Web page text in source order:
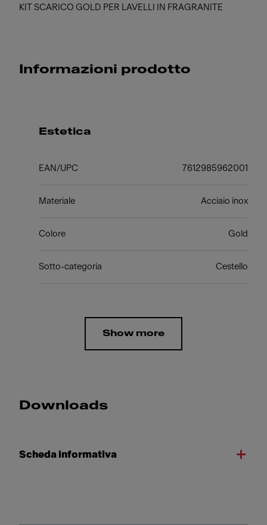
KIT SCARICO GOLD PER LAVELLI IN FRAGRANITE
Informazioni prodotto
Estetica
EAN/UPC 7612985962001
Materiale Acciaio inox
Colore Gold
Sotto-categoria Cestello
Show more
Downloads
Scheda informativa